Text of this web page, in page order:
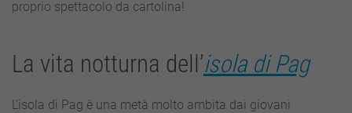
proprio spettacolo da cartolina!
La vita notturna dell’isola di Pag
L’isola di Pag è una metà molto ambita dai giovani